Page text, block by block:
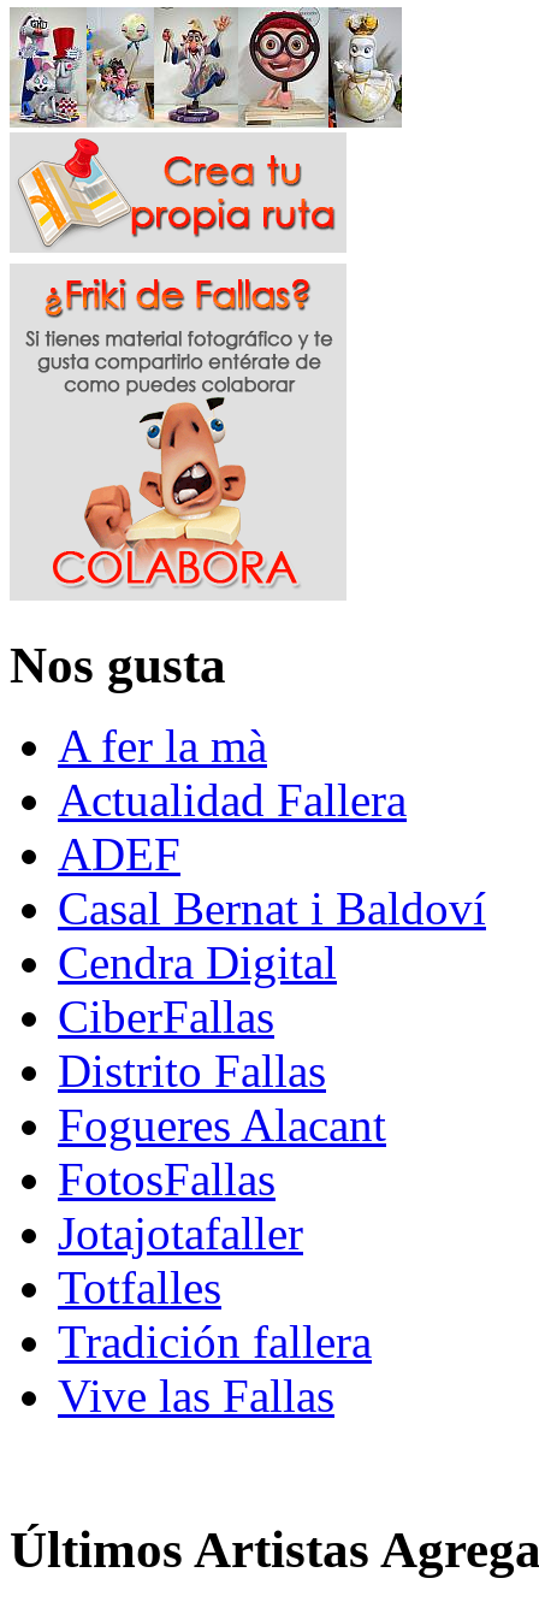
Nos gusta
A fer la mà
Actualidad Fallera
ADEF
Casal Bernat i Baldoví
Cendra Digital
CiberFallas
Distrito Fallas
Fogueres Alacant
FotosFallas
Jotajotafaller
Totfalles
Tradición fallera
Vive las Fallas
Últimos Artistas